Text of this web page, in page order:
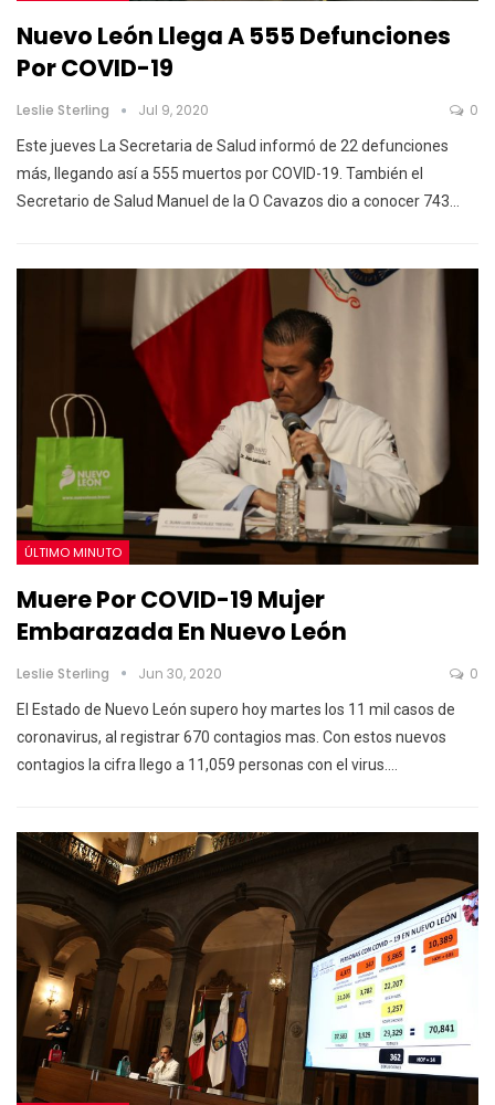
Nuevo León Llega A 555 Defunciones
Por COVID-19
Leslie Sterling Jul 9, 2020 0
Este jueves La Secretaria de Salud informó de 22 defunciones
más, llegando así a 555 muertos por COVID-19. También el
Secretario de Salud Manuel de la O Cavazos dio a conocer 743…
ÚLTIMO MINUTO
Muere Por COVID-19 Mujer
Embarazada En Nuevo León
Leslie Sterling Jun 30, 2020 0
El Estado de Nuevo León supero hoy martes los 11 mil casos de
coronavirus, al registrar 670 contagios mas. Con estos nuevos
contagios la cifra llego a 11,059 personas con el virus.…